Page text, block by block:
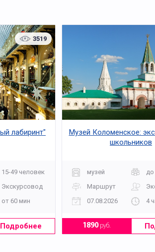
3519
лабиринт"
15-49 человек
Экскурсовод
от 60 мин
Подробнее
Музей Коломенское:
школьников
музей
до
Маршрут
07.08.2026
4
1890руб.